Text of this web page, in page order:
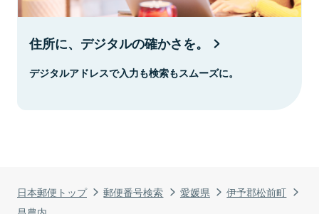
日本郵便トップ 郵便番号検索 愛媛県
伊予郡松前町
住所に、デジタルの確かさを。
デジタルアドレスで入力も検索もスムーズに。